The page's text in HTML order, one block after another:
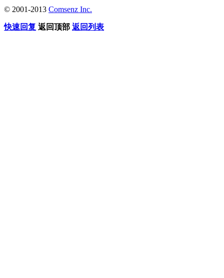
© 2001-2013 Comsenz Inc.
快速回复 返回顶部 返回列表